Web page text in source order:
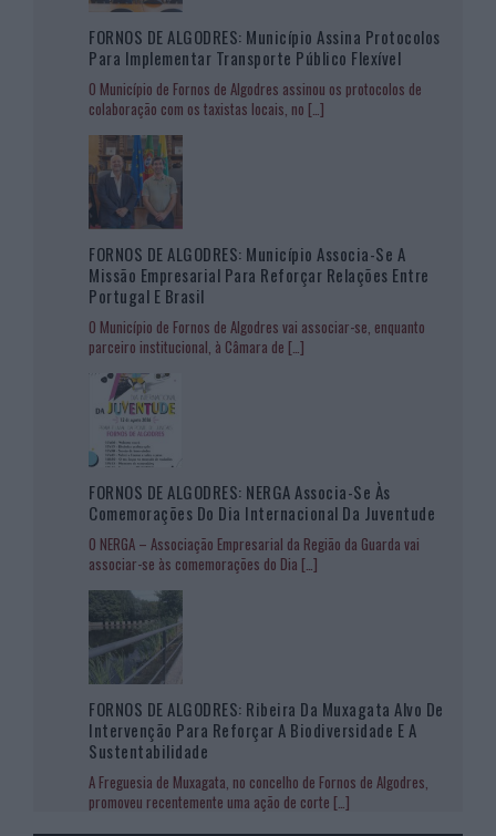
FORNOS DE ALGODRES: Município Assina Protocolos
Para Implementar Transporte Público Flexível
O Município de Fornos de Algodres assinou os protocolos de
colaboração com os taxistas locais, no […]
FORNOS DE ALGODRES: Município Associa-Se A
Missão Empresarial Para Reforçar Relações Entre
Portugal E Brasil
O Município de Fornos de Algodres vai associar-se, enquanto
parceiro institucional, à Câmara de […]
FORNOS DE ALGODRES: NERGA Associa-Se Às
Comemorações Do Dia Internacional Da Juventude
O NERGA – Associação Empresarial da Região da Guarda vai
associar-se às comemorações do Dia […]
FORNOS DE ALGODRES: Ribeira Da Muxagata Alvo De
Intervenção Para Reforçar A Biodiversidade E A
Sustentabilidade
A Freguesia de Muxagata, no concelho de Fornos de Algodres,
promoveu recentemente uma ação de corte […]